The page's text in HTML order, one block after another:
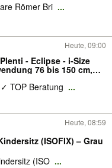
Römer Bri ...
Heute, 09:00
- Eclipse - i-Size
76 bis 150 cm,
Monate bis 12 Jahre) -
TOP Beratung ...
Heute, 08:59
(ISOFIX) – Grau
(ISO ...